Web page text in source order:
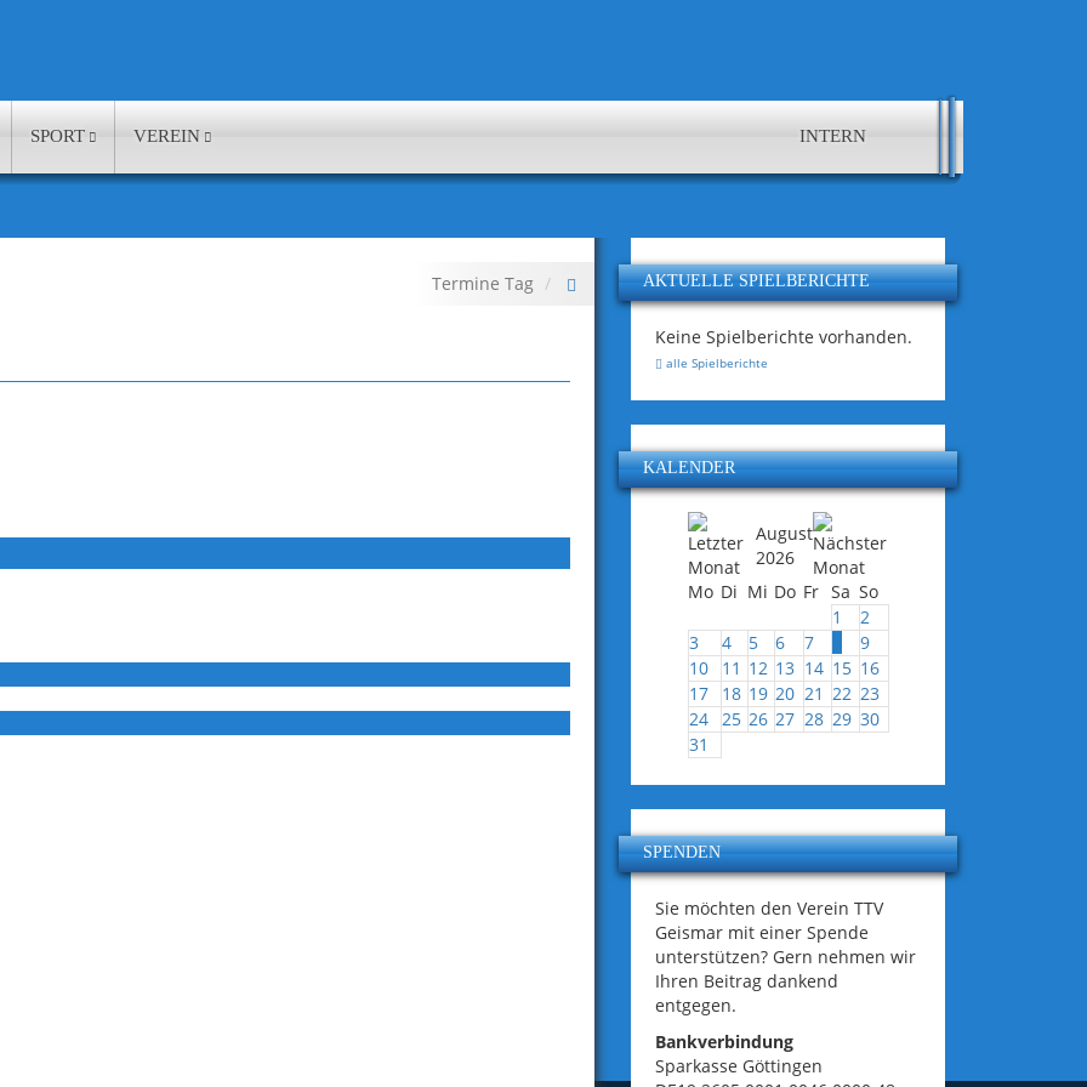
SPORT VEREIN INTERN
Termine Tag AKTUELLE SPIELBERICHTE
Keine Spielberichte vorhanden.
alle Spielberichte
KALENDER
August
2026
Mo Di Mi Do Fr Sa So
1
2
3
4 5 6 7
9
10
11 12 13 14 15 16
17
18 19 20 21 22 23
24 25 26 27 28 29 30
31
SPENDEN
Sie möchten den Verein TTV
Geismar mit einer Spende
unterstützen? Gern nehmen wir
Ihren Beitrag dankend
entgegen.
Bankverbindung
Sparkasse Göttingen